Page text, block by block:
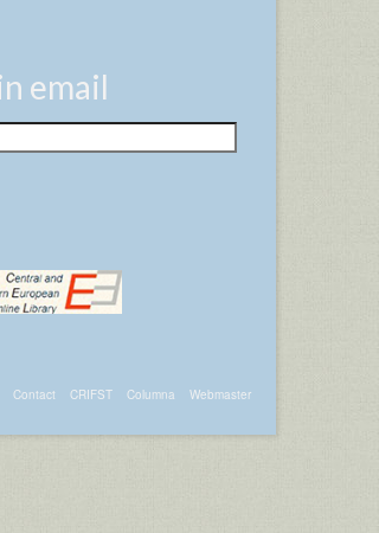
email
Contact CRIFST Columna Webmaster